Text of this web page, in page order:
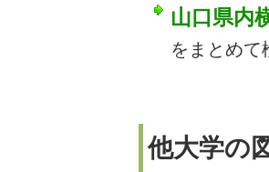
山口県内
をまとめて
他大学の